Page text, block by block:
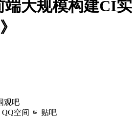
端大规模构建CI实
观吧
QQ空间 贴吧